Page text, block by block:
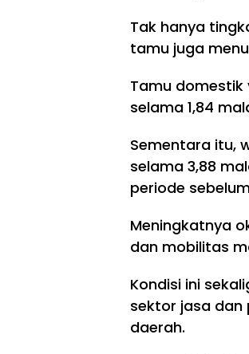
Tak hanya
tamu juga
Tamu
selama 1,84
Sementara itu,
selama 3,88
periode
Meningkatnya
dan mobilitas
Kondisi ini
sektor jasa dan
daerah.